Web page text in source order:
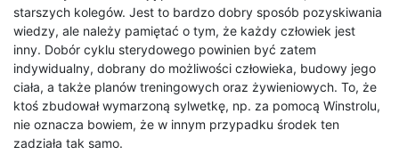
starszych kolegów. Jest to bardzo dobry sposób pozyskiwania
wiedzy, ale należy pamiętać o tym, że każdy człowiek jest
inny. Dobór cyklu sterydowego powinien być zatem
indywidualny, dobrany do możliwości człowieka, budowy jego
ciała, a także planów treningowych oraz żywieniowych. To, że
ktoś zbudował wymarzoną sylwetkę, np. za pomocą Winstrolu,
nie oznacza bowiem, że w innym przypadku środek ten
zadziała tak samo.